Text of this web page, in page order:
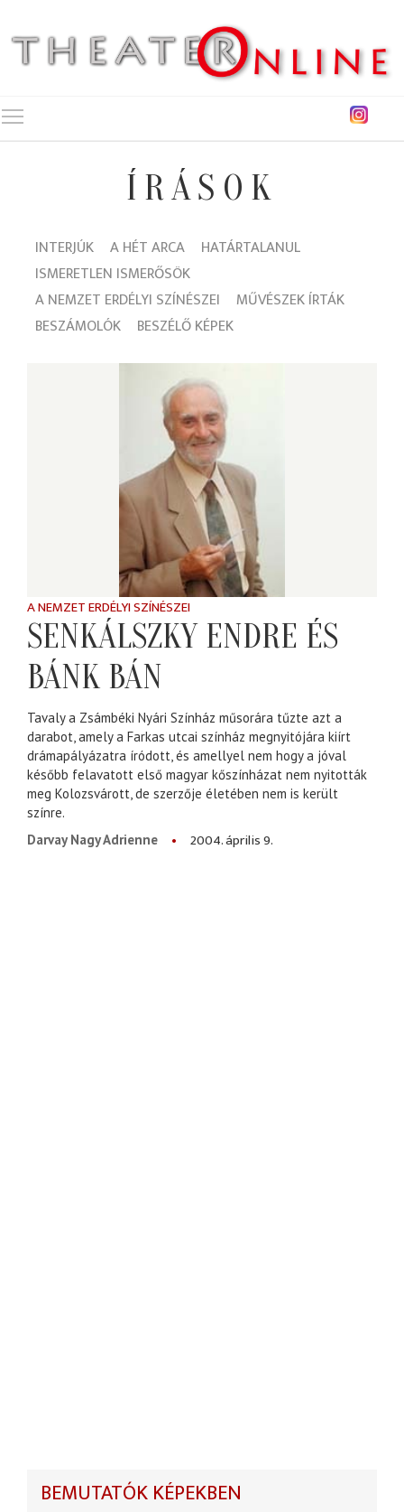
ÍRÁSOK
INTERJÚK A HÉT ARCA
HATÁRTALANUL
ISMERETLEN ISMERŐSÖK
A NEMZET ERDÉLYI SZÍNÉSZEI
MŰVÉSZEK ÍRTÁK
BESZÁMOLÓK
BESZÉLŐ KÉPEK
A NEMZET ERDÉLYI SZÍNÉSZEI
SENKÁLSZKY ENDRE ÉS
BÁNK BÁN
Tavaly a Zsámbéki Nyári Színház műsorára tűzte azt a
darabot, amely a Farkas utcai színház megnyitójára kiírt
drámapályázatra íródott, és amellyel nem hogy a jóval
később felavatott első magyar kőszínházat nem nyitották
meg Kolozsvárott, de szerzője életében nem is került
színre.
Darvay Nagy Adrienne
2004. április 9.
BEMUTATÓK KÉPEKBEN